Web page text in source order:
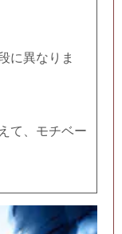
異なりま
て、モチベー